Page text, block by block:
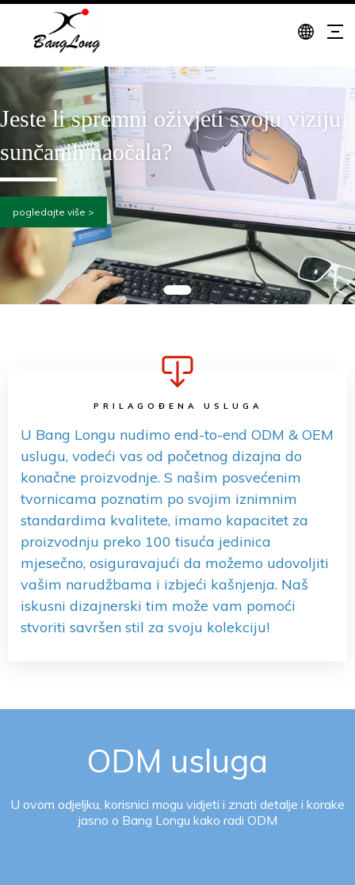
Jeste li spremni oživjeti svoju viziju
sunčanih naočala?
pogledajte više >
PRILAGOĐENA USLUGA​​​​​​
U Bang Longu nudimo end-to-end ODM & OEM
uslugu, vodeći vas od početnog dizajna do
konačne proizvodnje. S našim posvećenim
tvornicama poznatim po svojim iznimnim
standardima kvalitete, imamo kapacitet za
proizvodnju preko 100 tisuća jedinica
mjesečno, osiguravajući da možemo udovoljiti
vašim narudžbama i izbjeći kašnjenja. Naš
iskusni dizajnerski tim može vam pomoći
stvoriti savršen stil za svoju kolekciju!
ODM usluga
U ovom odjeljku, korisnici mogu vidjeti i znati detalje i korake
jasno o Bang Longu kako radi ODM